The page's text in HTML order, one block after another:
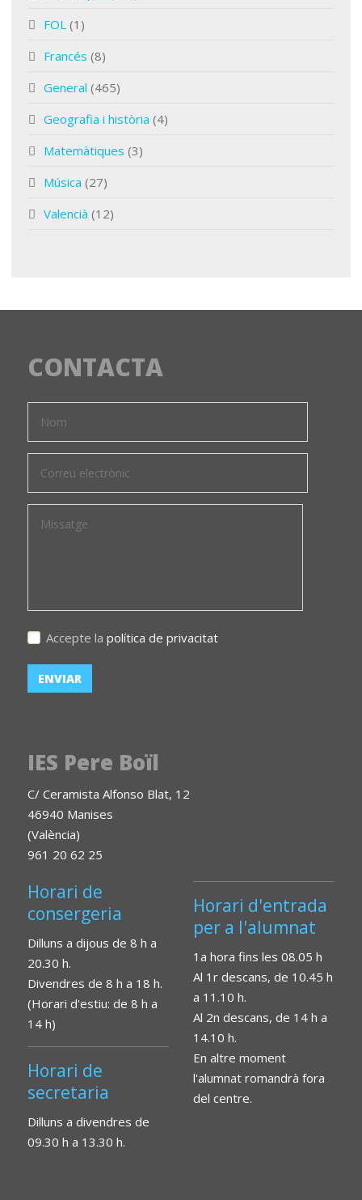
FOL (1)
Francés (8)
General (465)
Geografia i història (4)
Matemàtiques (3)
Música (27)
Valencià (12)
CONTACTA
Accepte la política de privacitat
IES Pere Boïl
C/ Ceramista Alfonso Blat, 12
46940 Manises
(València)
961 20 62 25
Horari de
consergeria
Dilluns a dijous de 8 h a
20.30 h.
Divendres de 8 h a 18 h.
(Horari d'estiu: de 8 h a
14 h)
Horari de
secretaria
Dilluns a divendres de
09.30 h a 13.30 h.
Horari d'entrada
per a l'alumnat
1a hora fins les 08.05 h
Al 1r descans, de 10.45 h
a 11.10 h.
Al 2n descans, de 14 h a
14.10 h.
En altre moment
l'alumnat romandrà fora
del centre.